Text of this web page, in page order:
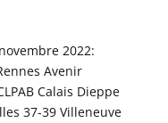
2022:
Avenir
Calais Dieppe
37-39 Villeneuve